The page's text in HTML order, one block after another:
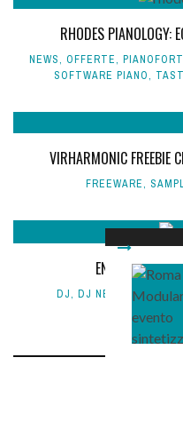
RHODES PIANOLOGY:
NEWS, OFFERTE,
SOFTWARE PIANO,
VIRHARMONIC FREEBIE
FREEWARE,
ENGINE DJ 5.0:
DJ, DJ NEWS NEWS,